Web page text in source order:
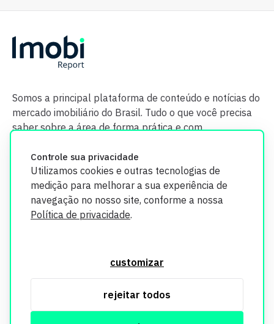
Controle sua privacidade
Utilizamos cookies e outras tecnologias de
medição para melhorar a sua experiência de
navegação no nosso site, conforme a nossa
Política de privacidade.
customizar
rejeitar todos
Somos a principal plataforma de conteúdo e notícias do
mercado imobiliário do Brasil. Tudo o que você precisa
saber sobre a área de forma prática e com
segurança. Todos os dados coletados em nosso site são
utilizados exclusivamente para fins de aprimoramento de
informações, consulte nossa Política de Privacidade.